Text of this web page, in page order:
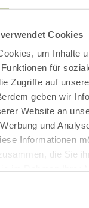
Cookies
um Inhalte
für
Zugriffe auf
geben wir
Website an
und
Informationen
die Sie